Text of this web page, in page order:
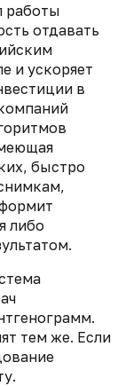
работы
отдавать
и ускоряет
в
быстро
либо
тем же. Если